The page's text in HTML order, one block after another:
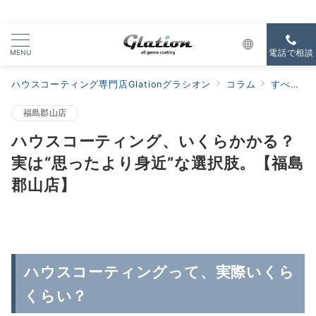
MENU 電話で相談
ハウスコーティング専門店Glationグラシオン コラム すべての新着
福島郡山店
ハウスコーティング、いくらかかる？
実は“思ったより身近”な選択肢。【福島
郡山店】
ハウスコーティングって、実際いくら
くらい？